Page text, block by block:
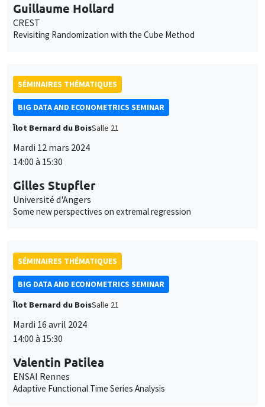
Guillaume Hollard
CREST
Revisiting Randomization with the Cube Method
SÉMINAIRES THÉMATIQUES
BIG DATA AND ECONOMETRICS SEMINAR
Îlot Bernard du BoisSalle 21
Mardi 12 mars 2024
14:00 à 15:30
Gilles Stupfler
Université d'Angers
Some new perspectives on extremal regression
SÉMINAIRES THÉMATIQUES
BIG DATA AND ECONOMETRICS SEMINAR
Îlot Bernard du BoisSalle 21
Mardi 16 avril 2024
14:00 à 15:30
Valentin Patilea
ENSAI Rennes
Adaptive Functional Time Series Analysis